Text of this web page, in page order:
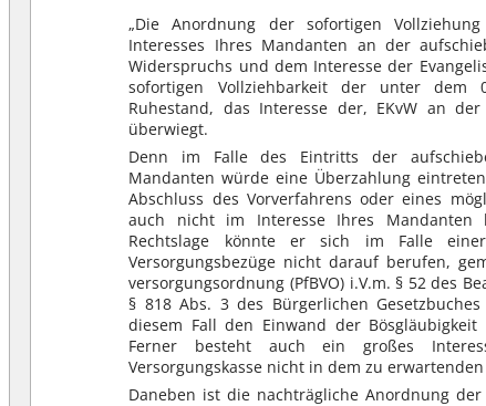
„Die Anordnung der sofortigen
Interesses Ihres Mandanten an der
Widerspruchs und dem Interesse der
sofortigen Vollziehbarkeit der unter dem
Ruhestand, das Interesse der, EKvW an
überwiegt.
Denn im Falle des Eintritts der
Mandanten würde eine Überzahlung
Abschluss des Vorverfahrens oder eines
auch nicht im Interesse Ihres Mandanten
Rechtslage könnte er sich im Falle
Versorgungsbezüge nicht darauf berufen,
versorgungsordnung (PfBVO) i.V.m. § 52 des
§ 818 Abs. 3 des Bürgerlichen
diesem Fall den Einwand der
Ferner besteht auch ein großes
Versorgungskasse nicht in dem zu
Daneben ist die nachträgliche Anordnung